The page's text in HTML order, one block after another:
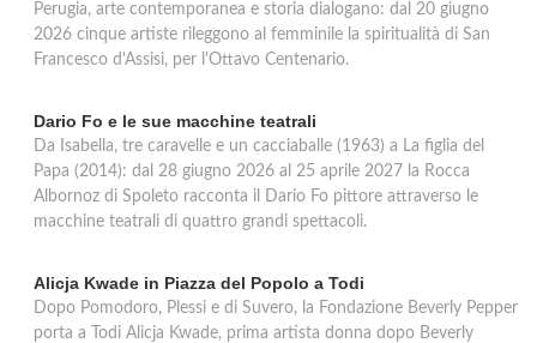
Perugia, arte contemporanea e storia dialogano: dal 20 giugno
2026 cinque artiste rileggono al femminile la spiritualità di San
Francesco d'Assisi, per l'Ottavo Centenario.
Dario Fo e le sue macchine teatrali
Da Isabella, tre caravelle e un cacciaballe (1963) a La figlia del
Papa (2014): dal 28 giugno 2026 al 25 aprile 2027 la Rocca
Albornoz di Spoleto racconta il Dario Fo pittore attraverso le
macchine teatrali di quattro grandi spettacoli.
Alicja Kwade in Piazza del Popolo a Todi
Dopo Pomodoro, Plessi e di Suvero, la Fondazione Beverly Pepper
porta a Todi Alicja Kwade, prima artista donna dopo Beverly